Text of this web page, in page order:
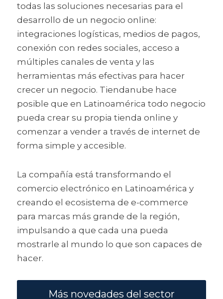
todas las soluciones necesarias para el
desarrollo de un negocio online:
integraciones logísticas, medios de pagos,
conexión con redes sociales, acceso a
múltiples canales de venta y las
herramientas más efectivas para hacer
crecer un negocio. Tiendanube hace
posible que en Latinoamérica todo negocio
pueda crear su propia tienda online y
comenzar a vender a través de internet de
forma simple y accesible.
La compañía está transformando el
comercio electrónico en Latinoamérica y
creando el ecosistema de e-commerce
para marcas más grande de la región,
impulsando a que cada una pueda
mostrarle al mundo lo que son capaces de
hacer.
Más novedades del sector